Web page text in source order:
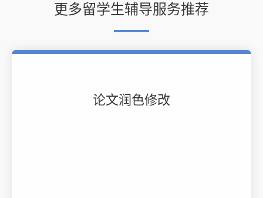
更多留学生辅导服务推荐
论文润色修改